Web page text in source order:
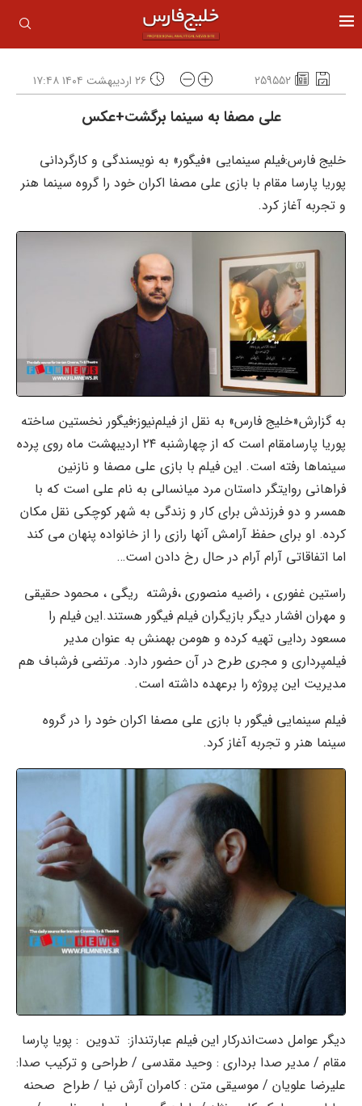
259552 ۲۶ اردیبهشت ۱۴۰۴ ۱۷:۴۸
علی مصفا به سینما برگشت+عکس
خلیج فارس:فیلم سینمایی «فیگور» به نویسندگی و کارگردانی
پوریا پارسا مقام با بازی علی مصفا اکران خود را گروه سینما هنر
و تجربه آغاز کرد.
به گزارش«خلیج فارس» به نقل از فیلم‌نیوز؛فیگور نخستین ساخته
پوریا پارسا‌مقام است که از چهارشنبه ۲۴ اردیبهشت ماه روی پرده
سینماها رفته است. این فیلم با بازی علی مصفا و نازنین
فراهانی روایتگر داستان مرد میانسالی به نام علی است که با
همسر و دو فرزندش برای کار و زندگی به شهر کوچکی نقل مکان
کرده. او‌ برای حفظ آرامش آنها رازی را از خانواده پنهان می کند
اما اتفاقاتی آرام آرام در حال رخ دادن است…
راستین غفوری ، راضیه منصوری ،فرشته ریگی ، محمود حقیقی
و مهران افشار دیگر بازیگران فیلم فیگور هستند.این فیلم را
مسعود ردایی تهیه کرده و هومن بهمنش به عنوان مدیر
فیلمپرداری و مجری طرح در آن حضور دارد. مرتضی فرشباف هم
مدیریت این پروژه را برعهده داشته است.
فیلم سینمایی فیگور با بازی علی مصفا اکران خود را در گروه
سینما هنر و تجربه آغاز کرد.
دیگر عوامل دست‌اندرکار این فیلم عبارتنداز: تدوین : پویا پارسا
مقام / مدیر صدا برداری : وحید مقدسی / طراحی و ترکیب صدا:
علیرضا علویان / موسیقی متن : کامران آرش نیا / طراح صحنه